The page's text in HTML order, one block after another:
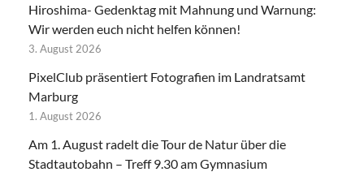
Hiroshima- Gedenktag mit Mahnung und Warnung:
Wir werden euch nicht helfen können!
3. August 2026
PixelClub präsentiert Fotografien im Landratsamt
Marburg
1. August 2026
Am 1. August radelt die Tour de Natur über die
Stadtautobahn – Treff 9.30 am Gymnasium